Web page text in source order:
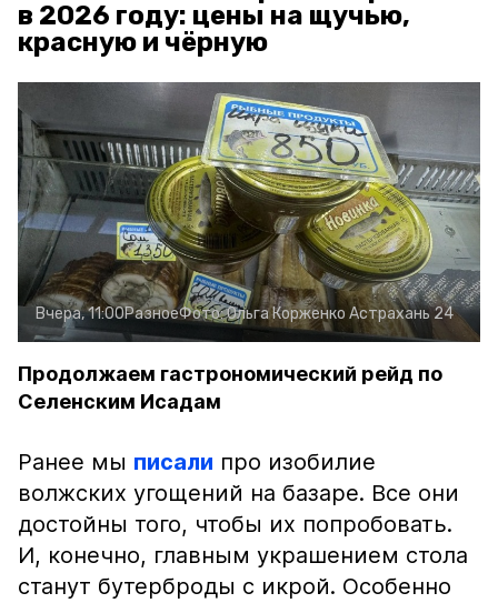
в 2026 году: цены на щучью,
красную и чёрную
Вчера, 11:00РазноеФото:Ольга Корженко Астрахань 24
Продолжаем гастрономический рейд по
Селенским Исадам
Ранее мы писали про изобилие
волжских угощений на базаре. Все они
достойны того, чтобы их попробовать.
И, конечно, главным украшением стола
станут бутерброды с икрой. Особенно